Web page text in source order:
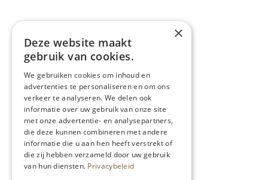
×
Deze website maakt
gebruik van cookies.
We gebruiken cookies om inhoud en
advertenties te personaliseren en om ons
verkeer te analyseren. We delen ook
informatie over uw gebruik van onze site
met onze advertentie- en analysepartners,
die deze kunnen combineren met andere
informatie die u aan hen heeft verstrekt of
die zij hebben verzameld door uw gebruik
van hun diensten. Privacybeleid